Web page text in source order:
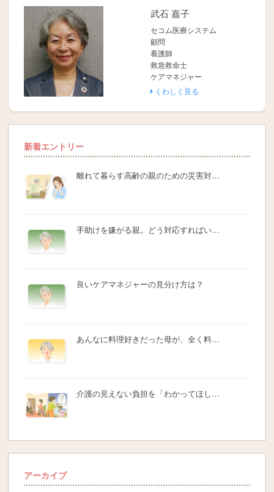
武石 嘉子
セコム医療システム
顧問
看護師
救急救命士
ケアマネジャー
くわしく見る
新着エントリー
離れて暮らす高齢の親のための災害対…
手助けを嫌がる親。どう対応すればい…
良いケアマネジャーの見分け方は？
あんなに料理好きだった母が、全く料…
介護の見えない負担を「わかってほし…
アーカイブ